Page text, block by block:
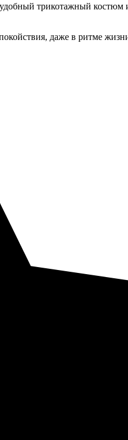
трикотажный
даже в ритме